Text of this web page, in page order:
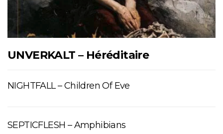
UNVERKALT – Héréditaire
NIGHTFALL – Children Of Eve
SEPTICFLESH – Amphibians